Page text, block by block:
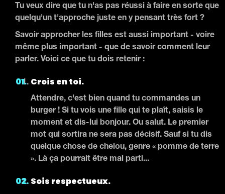
Tu veux dire que tu n'as pas réussi à faire en sorte que
quelqu'un t'approche juste en y pensant très fort ?
Savoir approcher les filles est aussi important - voire
même plus important - que de savoir comment leur
parler. Voici ce que tu dois retenir :
Crois en toi.
Attendre, c'est bien quand tu commandes un
burger ! Si tu vois une fille qui te plaît, saisis le
moment et dis-lui bonjour. Ou salut. Le premier
mot qui sortira ne sera pas décisif. Sauf si tu dis
quelque chose de chelou, genre « pomme de terre
». Là ça pourrait être mal parti...
Sois respectueux.